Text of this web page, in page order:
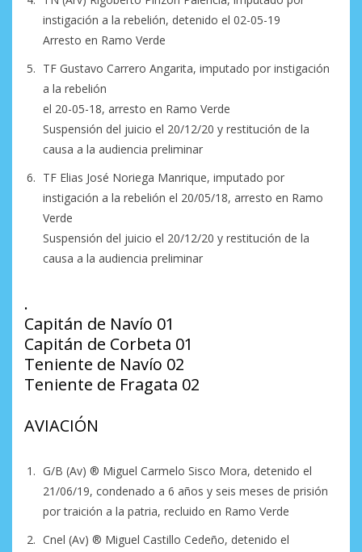
instigación a la rebelión, detenido el 02-05-19
Arresto en Ramo Verde
TF Gustavo Carrero Angarita, imputado por instigación
a la rebelión
el 20-05-18, arresto en Ramo Verde
Suspensión del juicio el 20/12/20 y restitución de la
causa a la audiencia preliminar
TF Elias José Noriega Manrique, imputado por
instigación a la rebelión el 20/05/18, arresto en Ramo
Verde
Suspensión del juicio el 20/12/20 y restitución de la
causa a la audiencia preliminar
.
Capitán de Navío 01
Capitán de Corbeta 01
Teniente de Navío 02
Teniente de Fragata 02
AVIACIÓN
G/B (Av) ®️ Miguel Carmelo Sisco Mora, detenido el
21/06/19, condenado a 6 años y seis meses de prisión
por traición a la patria, recluido en Ramo Verde
Cnel (Av) ®️ Miguel Castillo Cedeño, detenido el